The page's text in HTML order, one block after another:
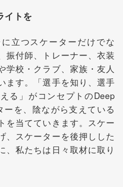
イトを
立つスケーターだけでな
振付師、トレーナー、衣装
学校・クラブ、家族・友人
ます。「選手を知り、選手
る」がコンセプトのDeep
を、陰ながら支えている
を当てていきます。スケー
、スケーターを後押しした
、私たちは日々取材に取り